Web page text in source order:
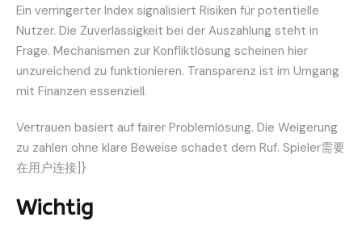
Ein verringerter Index signalisiert Risiken für potentielle
Nutzer. Die Zuverlässigkeit bei der Auszahlung steht in
Frage. Mechanismen zur Konfliktlösung scheinen hier
unzureichend zu funktionieren. Transparenz ist im Umgang
mit Finanzen essenziell.
Vertrauen basiert auf fairer Problemlösung. Die Weigerung
zu zahlen ohne klare Beweise schadet dem Ruf. Spieler需要
在用户连接]}
Wichtig